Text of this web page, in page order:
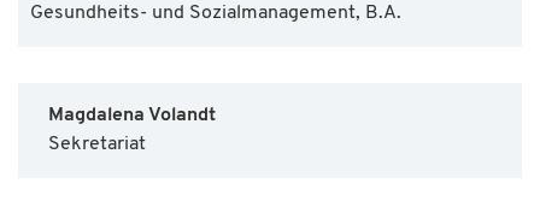
Gesundheits- und Sozialmanagement, B.A.
Magdalena Volandt
Sekretariat